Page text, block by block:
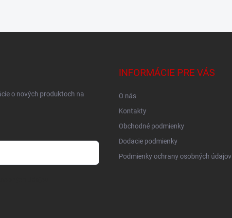
o nových produktoch na
INFORMÁCIE PRE VÁS
O nás
Kontakty
Obchodné podmienky
Dodacie podmienky
Podmienky ochrany osobných údajov